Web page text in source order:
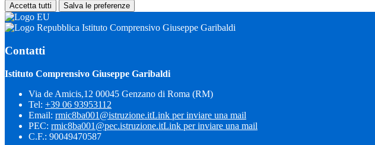
Accetta tutti Salva le preferenze
Istituto Comprensivo Giuseppe Garibaldi
Contatti
Istituto Comprensivo Giuseppe Garibaldi
Via de Amicis,12 00045 Genzano di Roma (RM)
Tel: +39 06 93953112
Email: rmic8ba001@istruzione.itLink per inviare una mail
PEC: rmic8ba001@pec.istruzione.itLink per inviare una mail
C.F.: 90049470587